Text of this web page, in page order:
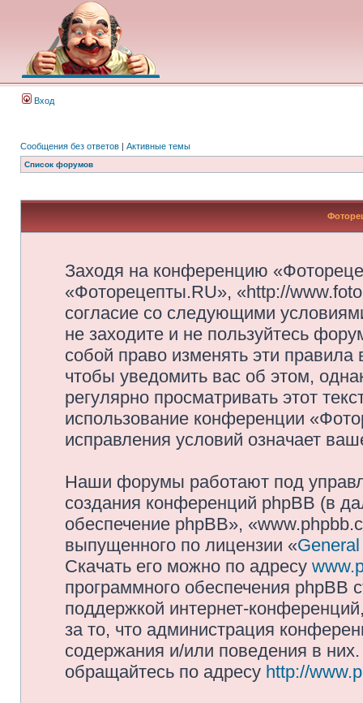
Вход
Сообщения без ответов | Активные темы
Список форумов
Заходя на конференцию
«Фоторецепты.RU», «http://
согласие со следующими
не заходите и не пользуйтесь
собой право изменять эти
чтобы уведомить вас об этом,
регулярно просматривать этот
использование конференции
исправления условий означает
Наши форумы работают под
создания конференций phpBB (в
обеспечение phpBB»,
выпущенного по лицензии «
Скачать его можно по адресу
программного обеспечения phpBB
поддержкой интернет-
за то, что администрация
содержания и/или поведения в
обращайтесь по адресу http://